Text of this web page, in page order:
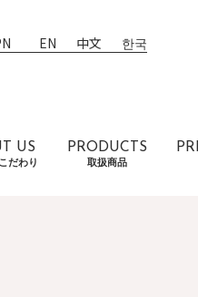
EN 中文 한국
US
だわり
PRODUCTS
取扱商品